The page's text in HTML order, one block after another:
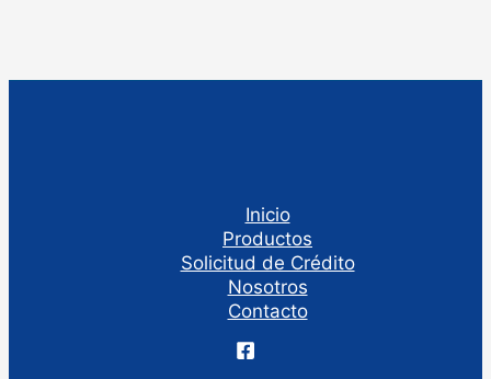
Inicio
Productos
Solicitud de Crédito
Nosotros
Contacto